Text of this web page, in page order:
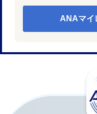
ANAマイ